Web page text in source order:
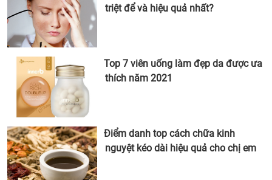
triệt để và hiệu quả nhất?
Top 7 viên uống làm đẹp da được ưa
thích năm 2021
Điểm danh top cách chữa kinh
nguyệt kéo dài hiệu quả cho chị em